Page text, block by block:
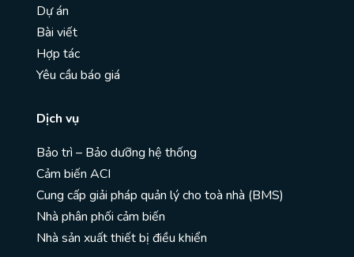
Dự án
Bài viết
Hợp tác
Yêu cầu báo giá
Dịch vụ
Bảo trì – Bảo dưỡng hệ thống
Cảm biến ACI
Cung cấp giải pháp quản lý cho toà nhà (BMS)
Nhà phân phối cảm biến
Nhà sản xuất thiết bị điều khiển